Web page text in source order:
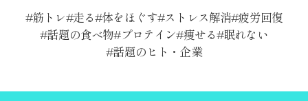
筋トレ 走る 体をほぐす ストレス解消 疲労回復
話題の食べ物 プロテイン 痩せる 眠れない
話題のヒト・企業